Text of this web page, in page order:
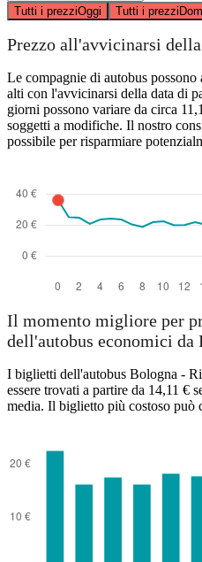
Tutti i prezziOggi Tutti i prezzi
Prezzo all'avvicinarsi
Le compagnie di autobus
alti con l'avvicinarsi della data di
giorni possono variare da circa
soggetti a modifiche. Il nostro
possibile per risparmiare
Il momento migliore per
dell'autobus economici da
I biglietti dell'autobus Bologna -
essere trovati a partire da 14,11 €
media. Il biglietto più costoso può